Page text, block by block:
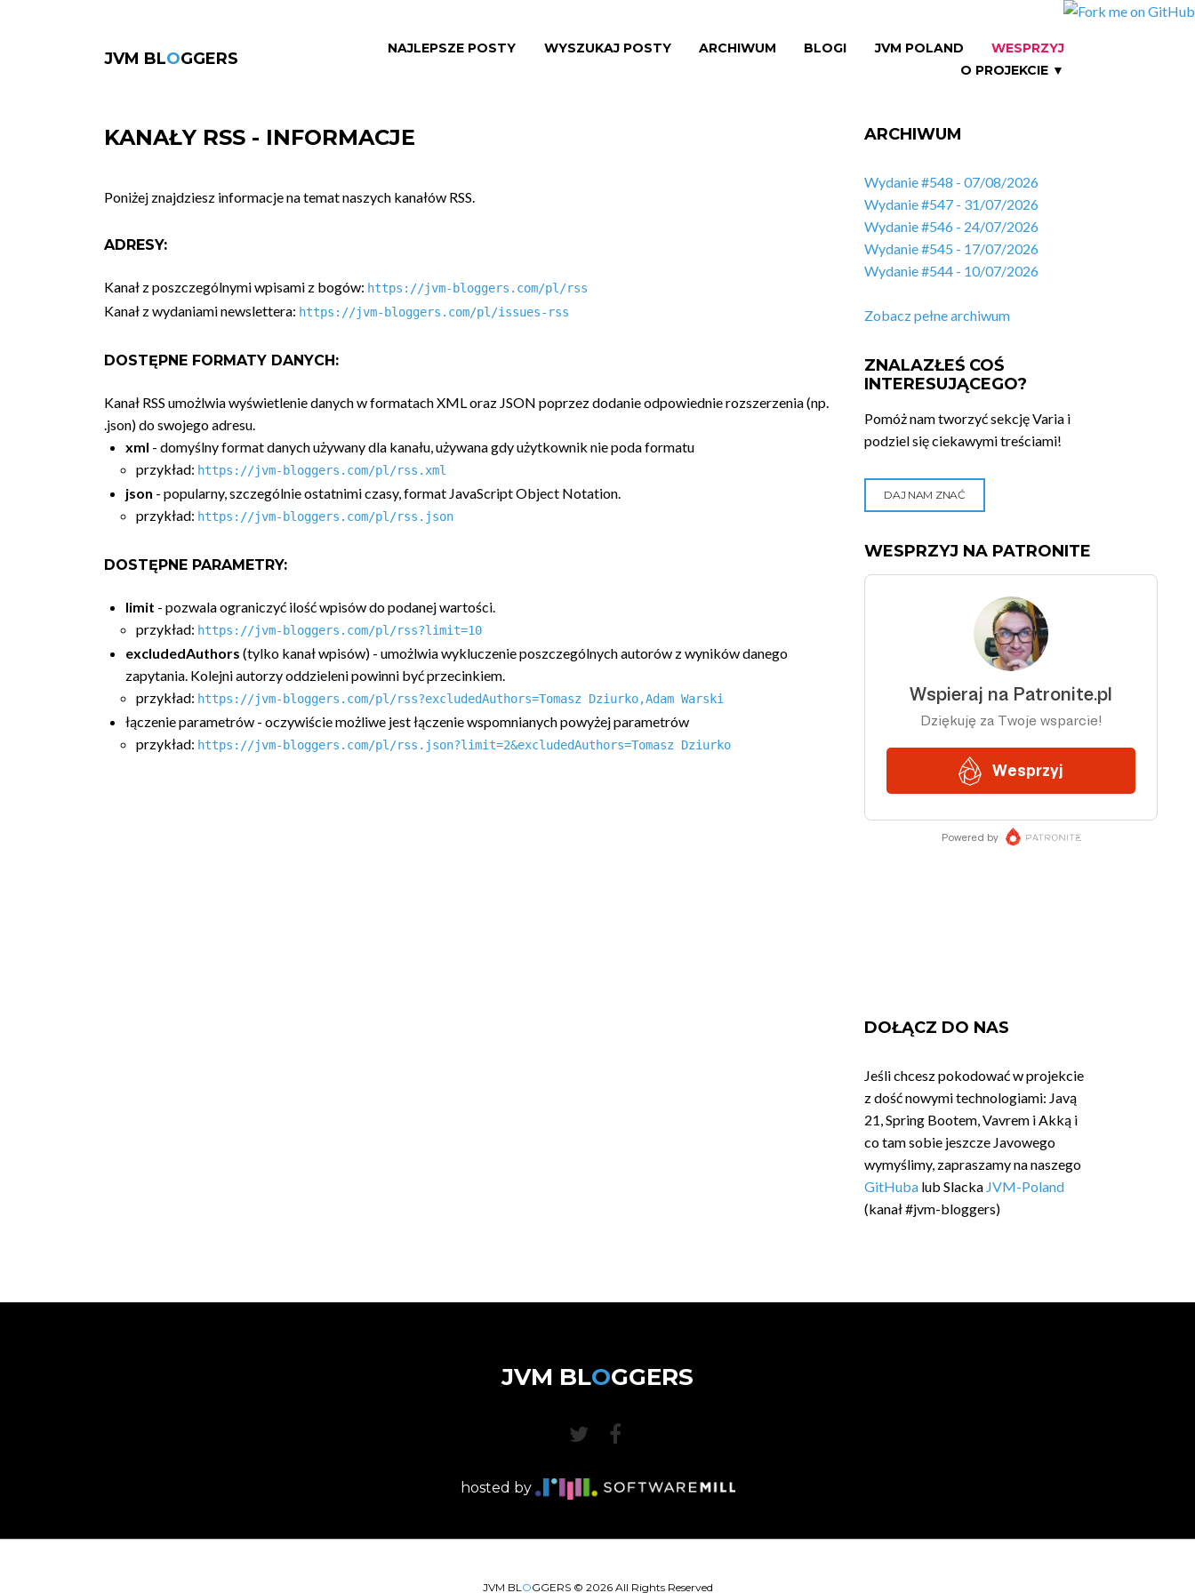
JVM BLOGGERS
NAJLEPSZE POSTY WYSZUKAJ POSTY ARCHIWUM BLOGI JVM POLAND
WESPRZYJ
O PROJEKCIE ▼
KANAŁY RSS - INFORMACJE
Poniżej znajdziesz informacje na temat naszych kanałów RSS.
ADRESY:
Kanał z poszczególnymi wpisami z bogów: https://jvm-bloggers.com/pl/rss
Kanał z wydaniami newslettera: https://jvm-bloggers.com/pl/issues-rss
DOSTĘPNE FORMATY DANYCH:
Kanał RSS umożlwia wyświetlenie danych w formatach XML oraz JSON poprzez dodanie odpowiednie rozszerzenia (np.
.json) do swojego adresu.
xml - domyślny format danych używany dla kanału, używana gdy użytkownik nie poda formatu
przykład: https://jvm-bloggers.com/pl/rss.xml
json - popularny, szczególnie ostatnimi czasy, format JavaScript Object Notation.
przykład: https://jvm-bloggers.com/pl/rss.json
DOSTĘPNE PARAMETRY:
limit - pozwala ograniczyć ilość wpisów do podanej wartości.
przykład: https://jvm-bloggers.com/pl/rss?limit=10
excludedAuthors (tylko kanał wpisów) - umożlwia wykluczenie poszczególnych autorów z wyników danego
zapytania. Kolejni autorzy oddzieleni powinni być przecinkiem.
przykład: https://jvm-bloggers.com/pl/rss?excludedAuthors=Tomasz Dziurko,Adam Warski
łączenie parametrów - oczywiście możliwe jest łączenie wspomnianych powyżej parametrów
przykład: https://jvm-bloggers.com/pl/rss.json?limit=2&excludedAuthors=Tomasz Dziurko
ARCHIWUM
Wydanie #548 - 07/08/2026
Wydanie #547 - 31/07/2026
Wydanie #546 - 24/07/2026
Wydanie #545 - 17/07/2026
Wydanie #544 - 10/07/2026
Zobacz pełne archiwum
ZNALAZŁEŚ COŚ
INTERESUJĄCEGO?
Pomóż nam tworzyć sekcję Varia i
podziel się ciekawymi treściami!
DAJ NAM ZNAĆ
WESPRZYJ NA PATRONITE
DOŁĄCZ DO NAS
Jeśli chcesz pokodować w projekcie
z dość nowymi technologiami: Javą
21, Spring Bootem, Vavrem i Akką i
co tam sobie jeszcze Javowego
wymyślimy, zapraszamy na naszego
GitHuba lub Slacka JVM-Poland
(kanał #jvm-bloggers)
JVM BLOGGERS
hosted by
JVM BLOGGERS © 2026All Rights Reserved